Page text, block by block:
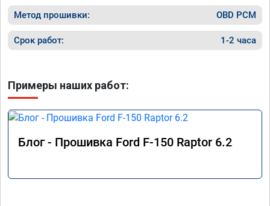
Метод прошивки: OBD PCM
Срок работ: 1-2 часа
Примеры наших работ:
Блог - Прошивка Ford F-150 Raptor 6.2